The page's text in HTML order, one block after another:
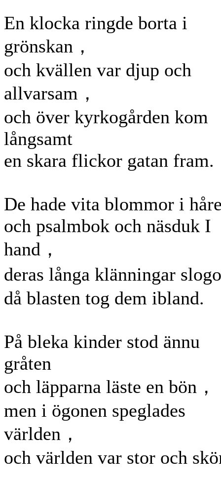
En klocka ringde borta i
grönskan，
och kvällen var djup och
allvarsam，
och över kyrkogården kom
långsamt
en skara flickor gatan fram.
De hade vita blommor i
och psalmbok och näsduk I
hand，
deras långa klänningar
då blasten tog dem ibland.
På bleka kinder stod ännu
gråten
och läpparna läste en bön，
men i ögonen speglades
världen，
och världen var stor och